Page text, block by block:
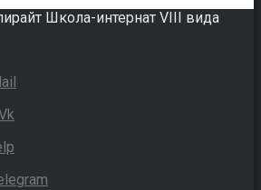
Школа-интернат VIII вида